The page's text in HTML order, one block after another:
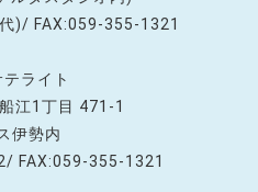
)/ FAX:059-355-1321
ライト
江1丁目 471-1
伊勢内
FAX:059-355-1321